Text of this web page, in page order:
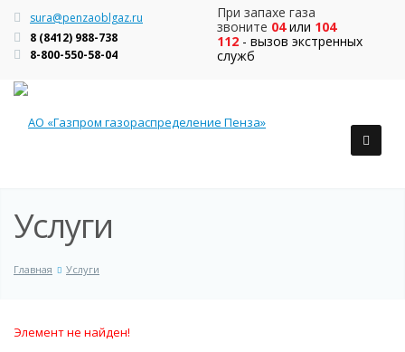
sura@penzaoblgaz.ru
8 (8412) 988-738
8-800-550-58-04
При запахе газа
звоните 04 или 104
112 - вызов экстренных
служб
Услуги
Главная Услуги
Элемент не найден!